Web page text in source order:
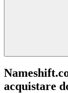
acquistare